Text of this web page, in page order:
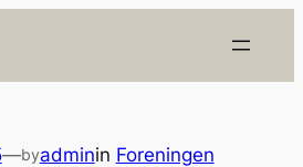
—byadminin Foreningen